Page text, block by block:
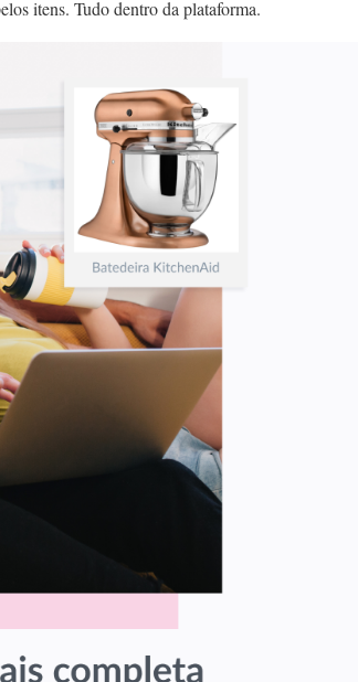
itens. Tudo dentro da plataforma.